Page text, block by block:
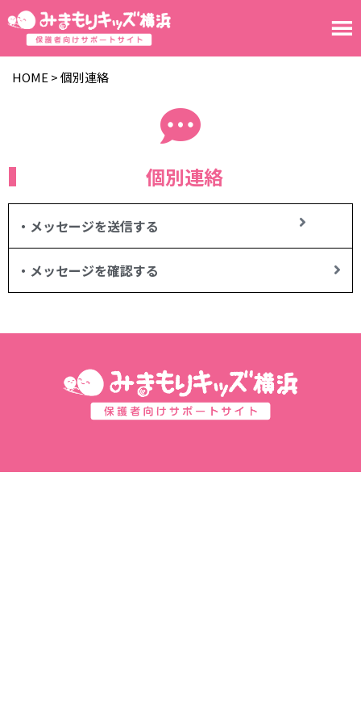
HOME >個別連絡
個別連絡
・メッセージを送信する
・メッセージを確認する